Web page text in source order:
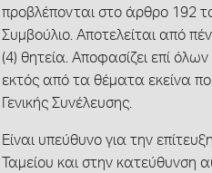
προβλέπονται στο άρθρο 192
Συμβούλιο. Αποτελείται από
(4) θητεία. Αποφασίζει επί
εκτός από τα θέματα εκείνα
Γενικής Συνέλευσης.
Είναι υπεύθυνο για την
Ταμείου και στην κατεύθυνση